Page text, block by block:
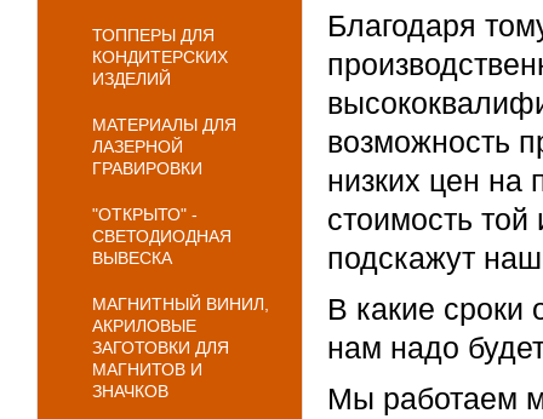
ТОППЕРЫ ДЛЯ
КОНДИТЕРСКИХ
ИЗДЕЛИЙ
МАТЕРИАЛЫ ДЛЯ
ЛАЗЕРНОЙ
ГРАВИРОВКИ
"ОТКРЫТО" -
СВЕТОДИОДНАЯ
ВЫВЕСКА
МАГНИТНЫЙ ВИНИЛ,
АКРИЛОВЫЕ
ЗАГОТОВКИ ДЛЯ
МАГНИТОВ И
ЗНАЧКОВ
Благодаря
возможность
низких цен на
стоимость
подскажут
В какие сроки
нам надо
Мы работаем